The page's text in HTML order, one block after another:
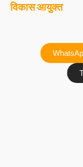
विकास आयुक्त